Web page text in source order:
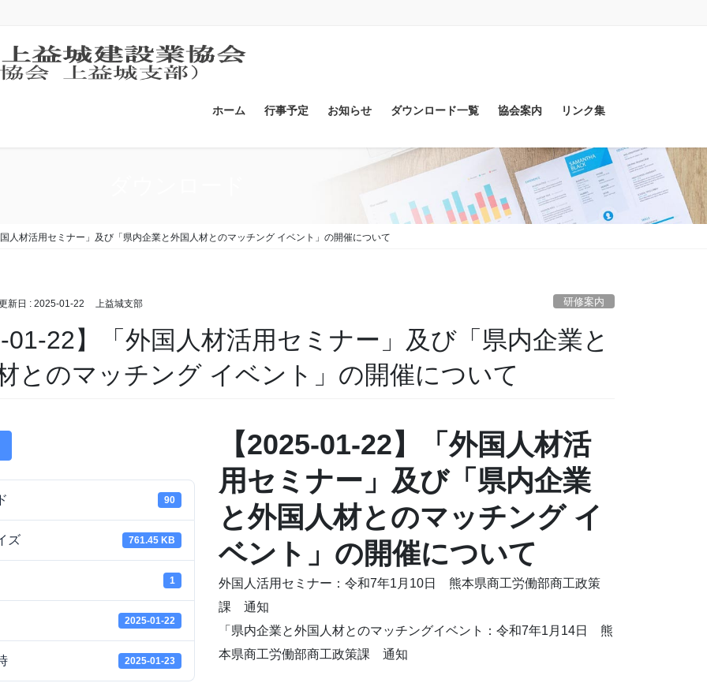
ホーム 行事予定 お知らせ ダウンロード一覧 協会案内 リンク集
人材活用セミナー」及び「県内企業と外国人材とのマッチング イベント」の開催について
新日 : 2025-01-22 上益城支部 研修案内
01-22】「外国人材活用セミナー」及び「県内企業と
とのマッチング イベント」の開催について
90
ズ 761.45 KB
1
2025-01-22
2025-01-23
【2025-01-22】「外国人材活
用セミナー」及び「県内企業
と外国人材とのマッチング イ
ベント」の開催について
外国人活用セミナー：令和7年1月10日 熊本県商工労働部商工政策
課 通知
「県内企業と外国人材とのマッチングイベント：令和7年1月14日 熊
本県商工労働部商工政策課 通知